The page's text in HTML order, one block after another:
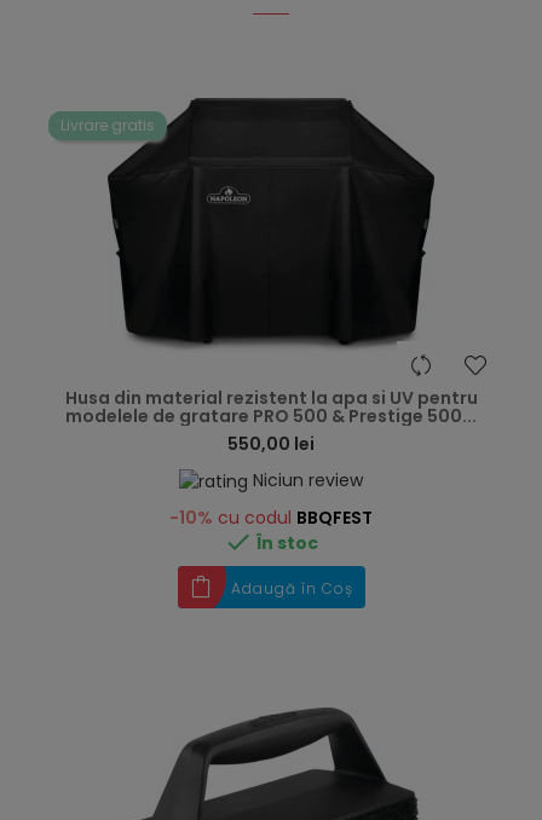
Livrare gratis
Husa din material rezistent la apa si UV pentru
modelele de gratare PRO 500 & Prestige 500...
550,00 lei
Niciun review
-10% cu codul BBQFEST
 În stoc
Adaugă în Coș